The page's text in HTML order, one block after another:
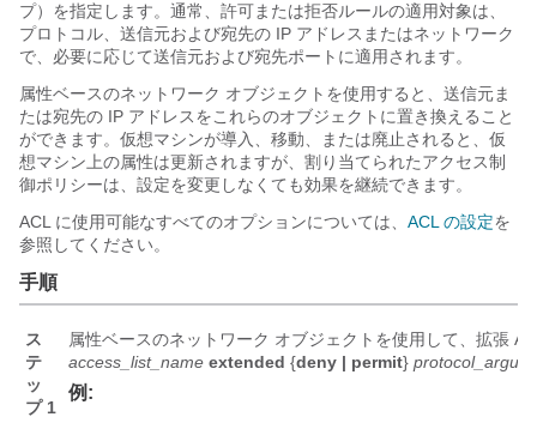
プ）を指定します。通常、許可または拒否ルールの適用対象は、
プロトコル、送信元および宛先の IP アドレスまたはネットワーク
で、必要に応じて送信元および宛先ポートに適用されます。
属性ベースのネットワーク オブジェクトを使用すると、送信元ま
たは宛先の IP アドレスをこれらのオブジェクトに置き換えること
ができます。仮想マシンが導入、移動、または廃止されると、仮
想マシン上の属性は更新されますが、割り当てられたアクセス制
御ポリシーは、設定を変更しなくても効果を継続できます。
ACL に使用可能なすべてのオプションについては、 ACL の設定を
参照してください。
手順
ス
テ
ッ
プ 1
属性ベースのネットワーク オブジェクトを使用して、拡張
access_list_name extended {deny | permit}
例: